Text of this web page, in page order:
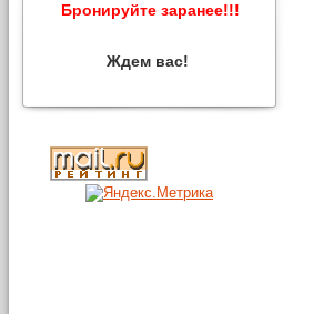
Бронируйте заранее!!!
Ждем вас!